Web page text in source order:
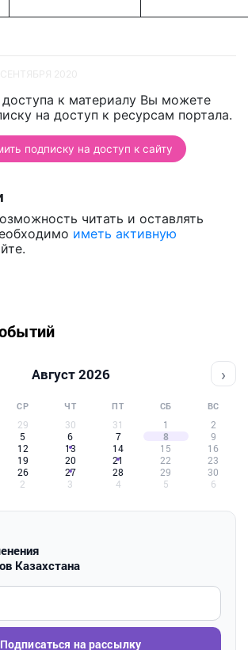
к материалу Вы можете
на доступ к ресурсам портала.
подписку на доступ к сайту
читать и оставлять
иметь активную
Август 2026 ›
СР ЧТ ПТ СБ ВС
29 30 31 1
2
5 6 7 8
9
12 13 14 15
16
19 20 21 22
23
26 27 28 29
30
2 3 4 5 6
Казахстана
mail
Подписаться на рассылку